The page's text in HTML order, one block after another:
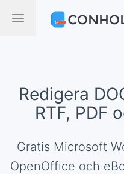
Redigera
RTF, PDF
Gratis Microsoft Word, Excel, PowerPoint,
OpenOffice och